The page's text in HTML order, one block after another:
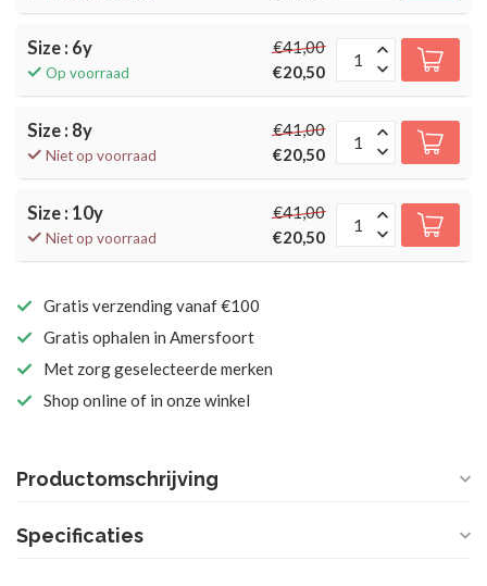
Size : 6y
Op voorraad
€41,00
€20,50
Size : 8y
Niet op voorraad
€41,00
€20,50
Size : 10y
Niet op voorraad
€41,00
€20,50
Gratis verzending vanaf €100
Gratis ophalen in Amersfoort
Met zorg geselecteerde merken
Shop online of in onze winkel
Productomschrijving
Specificaties